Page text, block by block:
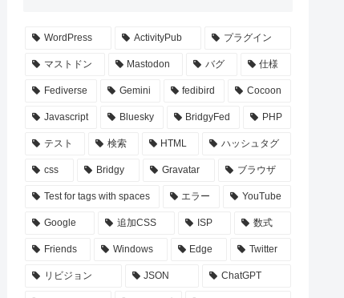
WordPress ActivityPub プラグイン
マストドン Mastodon バグ 仕様
Fediverse Gemini fedibird Cocoon
Javascript Bluesky BridgyFed PHP
テスト 検索 HTML ハッシュタグ
css Bridgy Gravatar ブラウザ
Test for tags with spaces エラー YouTube
Google 追加CSS ISP 数式
Friends Windows Edge Twitter
リビジョン JSON ChatGPT